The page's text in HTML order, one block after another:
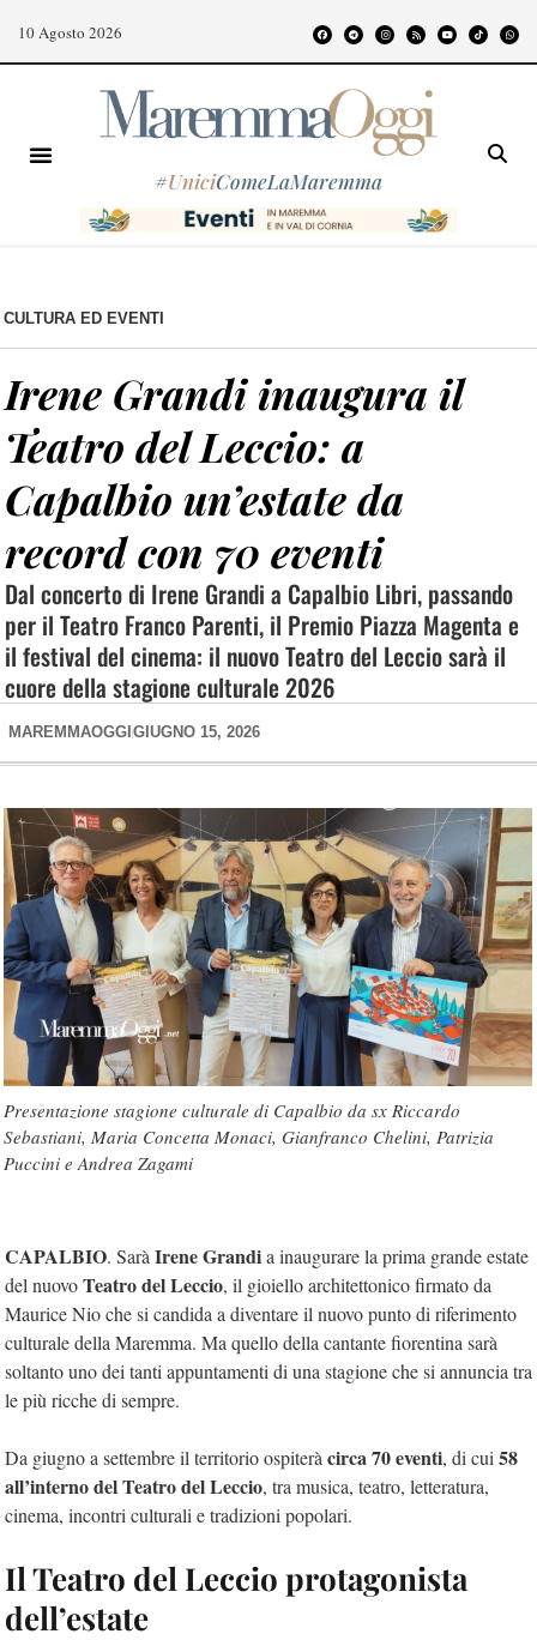
10 Agosto 2026
#UniciComeLaMaremma
CULTURA ED EVENTI
Irene Grandi inaugura il
Teatro del Leccio: a
Capalbio un’estate da
record con 70 eventi
Dal concerto di Irene Grandi a Capalbio Libri, passando
per il Teatro Franco Parenti, il Premio Piazza Magenta e
il festival del cinema: il nuovo Teatro del Leccio sarà il
cuore della stagione culturale 2026
MAREMMAOGGI GIUGNO 15, 2026
Presentazione stagione culturale di Capalbio da sx Riccardo
Sebastiani, Maria Concetta Monaci, Gianfranco Chelini, Patrizia
Puccini e Andrea Zagami
CAPALBIO. Sarà Irene Grandia inaugurare la prima grande estate
del nuovoTeatro del Leccio, il gioiello architettonico firmato da
Maurice Nio che si candida a diventare il nuovo punto di riferimento
culturale della Maremma. Ma quello della cantante fiorentina sarà
soltanto uno dei tanti appuntamenti di una stagione che si annuncia tra
le più ricche di sempre.
Da giugno a settembre il territorio ospiterà circa 70 eventi, di cui 58
all’interno del Teatro del Leccio, tra musica, teatro, letteratura,
cinema, incontri culturali e tradizioni popolari.
Il Teatro del Leccio protagonista
dell’estate